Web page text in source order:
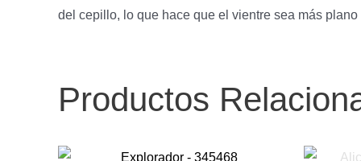
del cepillo, lo que hace que el vientre sea más
Productos